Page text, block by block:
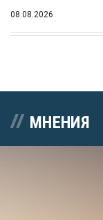
08.08.2026
МНЕНИЯ